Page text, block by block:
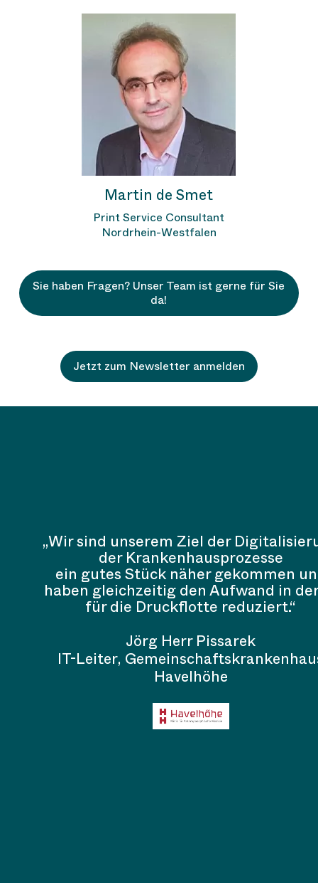
Martin de Smet
Print Service Consultant
Nordrhein-Westfalen
Sie haben Fragen? Unser Team ist gerne für Sie
da!
Jetzt zum Newsletter anmelden
„Wir sind unserem Ziel der
der Krankenhausprozesse
ein gutes Stück näher gekommen
haben gleichzeitig den Aufwand in
für die Druckflotte reduziert.“
Jörg Herr Pissarek
IT-Leiter,
Havelhöhe